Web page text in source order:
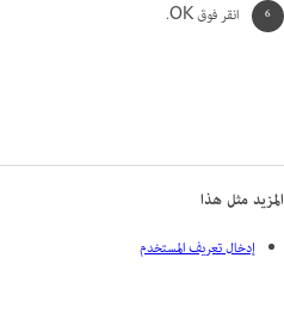
انقر فوق OK.
المزيد مثل هذا
إدخال تعريف المستخدم